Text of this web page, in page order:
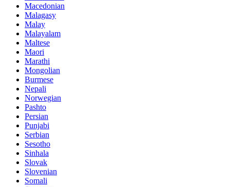
Macedonian
Malagasy
Malay
Malayalam
Maltese
Maori
Marathi
Mongolian
Burmese
Nepali
Norwegian
Pashto
Persian
Punjabi
Serbian
Sesotho
Sinhala
Slovak
Slovenian
Somali